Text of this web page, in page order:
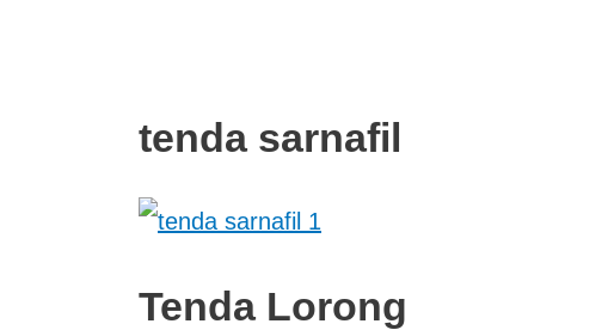
tenda sarnafil
Tenda Lorong